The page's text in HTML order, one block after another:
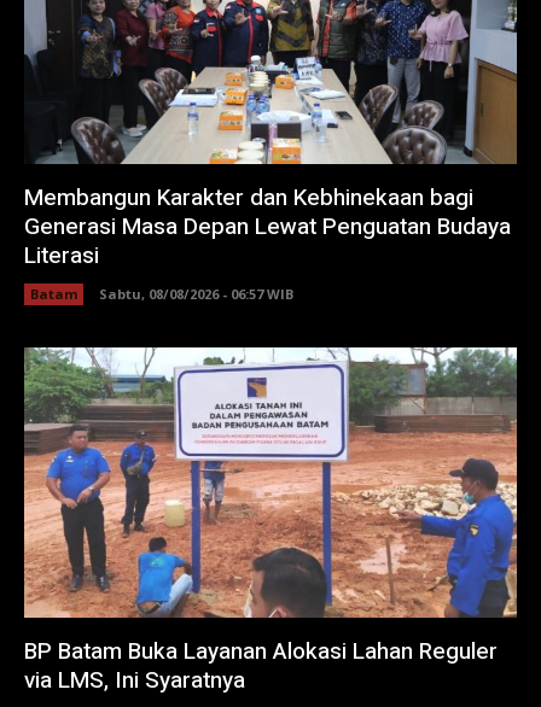
Membangun Karakter dan Kebhinekaan bagi
Generasi Masa Depan Lewat Penguatan Budaya
Literasi
Batam Sabtu, 08/08/2026 - 06:57 WIB
BP Batam Buka Layanan Alokasi Lahan Reguler
via LMS, Ini Syaratnya